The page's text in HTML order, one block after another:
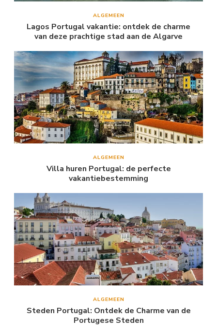
ALGEMEEN
Lagos Portugal vakantie: ontdek de charme
van deze prachtige stad aan de Algarve
ALGEMEEN
Villa huren Portugal: de perfecte
vakantiebestemming
ALGEMEEN
Steden Portugal: Ontdek de Charme van de
Portugese Steden